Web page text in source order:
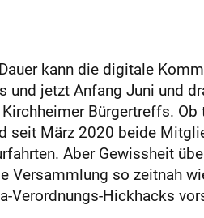
kann die digitale
und jetzt Anfang Juni und
Bürgertreffs.
seit März 2020 beide
Aber Gewissheit
Versammlung so zeitnah
Verordnungs-Hickhacks